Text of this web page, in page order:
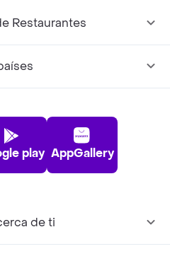
Restaurantes
play AppGallery
de ti